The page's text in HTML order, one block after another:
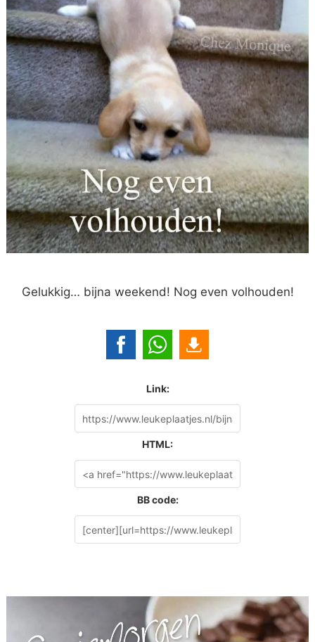
Gelukkig… bijna weekend! Nog even volhouden!
Link:
HTML:
BB code: